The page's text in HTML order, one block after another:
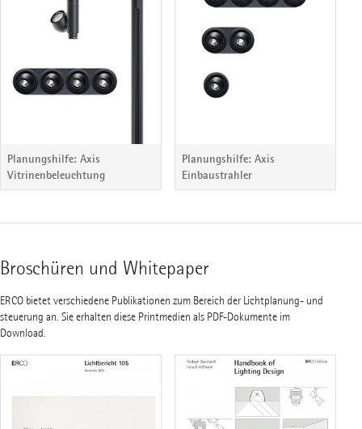
Planungshilfe: Axis
Vitrinenbeleuchtung
Planungshilfe: Axis
Einbaustrahler
Broschüren und Whitepaper
ERCO bietet verschiedene Publikationen zum Bereich der Lichtplanung- und
steuerung an. Sie erhalten diese Printmedien als PDF-Dokumente im
Download.